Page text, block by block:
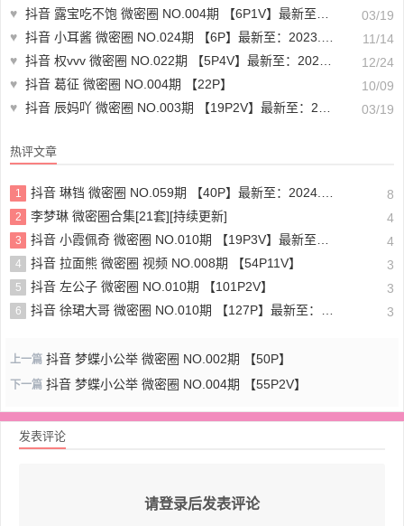
♥ 抖音 露宝吃不饱 微密圈 NO.004期 【6P1V】最新至：2024.3.18
03/19
♥ 抖音 小耳酱 微密圈 NO.024期 【6P】最新至：2023.11.12
11/14
♥ 抖音 权vvv 微密圈 NO.022期 【5P4V】最新至：2023.12.23
12/24
♥ 抖音 葛征 微密圈 NO.004期 【22P】
10/09
♥ 抖音 辰妈吖 微密圈 NO.003期 【19P2V】最新至：2024.3.19 03/19
热评文章
1 抖音 琳铛 微密圈 NO.059期 【40P】最新至：2024.1.10 8
2 李梦琳 微密圈合集[21套][持续更新] 4
3 抖音 小霞佩奇 微密圈 NO.010期 【19P3V】最新至：2025.5.26 4
4 抖音 拉面熊 微密圈 视频 NO.008期 【54P11V】 3
5 抖音 左公子 微密圈 NO.010期 【101P2V】 3
6 抖音 徐珺大哥 微密圈 NO.010期 【127P】最新至：2024.1.19 3
上一篇 抖音 梦蝶小公举 微密圈 NO.002期 【50P】
下一篇 抖音 梦蝶小公举 微密圈 NO.004期 【55P2V】
发表评论
请登录后发表评论